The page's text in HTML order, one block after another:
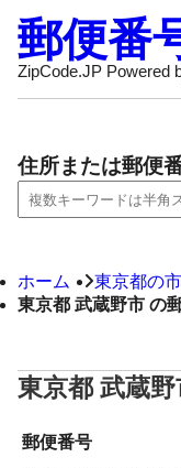
郵便番
ZipCode.JP Powered
住所または郵便
ホーム
東京都の
東京都 武蔵野市 の
東京都 武蔵
郵便番号